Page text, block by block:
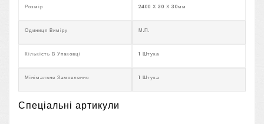
Розмір 2400 Х 30 Х 30мм
Одиниця Виміру М.п.
Кількість В Упаковці 1 Штука
Мінімальне Замовлення 1 Штука
Спеціальні артикули